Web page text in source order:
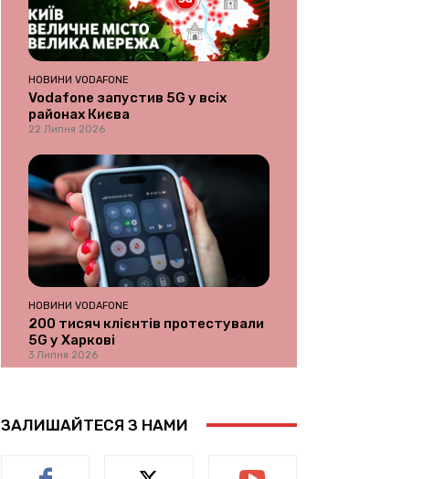
НОВИНИ VODAFONE
Vodafone запустив 5G у всіх
районах Києва
22 Липня 2026
НОВИНИ VODAFONE
200 тисяч клієнтів протестували
5G у Харкові
3 Липня 2026
ЗАЛИШАЙТЕСЯ З НАМИ